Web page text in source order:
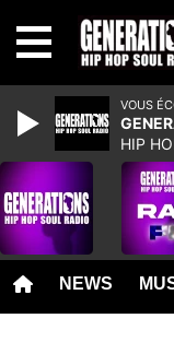
NEWS
VOUS
HIP